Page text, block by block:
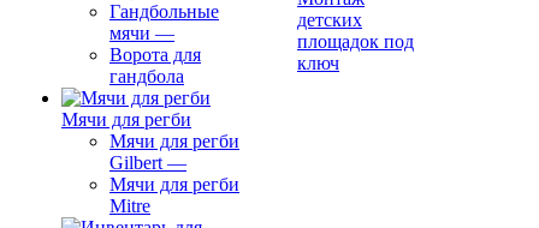
Гандбольные
мячи —
Ворота для
гандбола
Мячи для регби
Мячи для регби
Gilbert —
Мячи для регби
Mitre
детских
площадок под
ключ